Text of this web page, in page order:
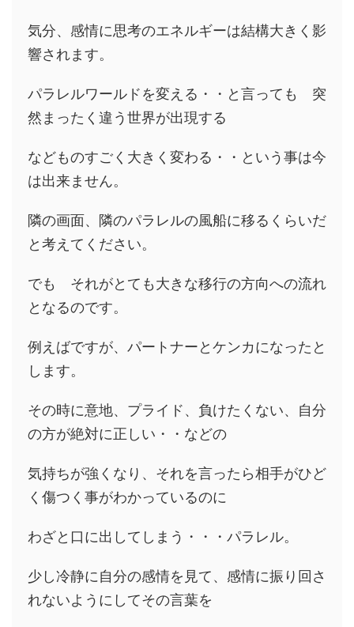
気分、感情に思考のエネルギーは結構大きく影
響されます。
パラレルワールドを変える・・と言っても 突
然まったく違う世界が出現する
などものすごく大きく変わる・・という事は今
は出来ません。
隣の画面、隣のパラレルの風船に移るくらいだ
と考えてください。
でも それがとても大きな移行の方向への流れ
となるのです。
例えばですが、パートナーとケンカになったと
します。
その時に意地、プライド、負けたくない、自分
の方が絶対に正しい・・などの
気持ちが強くなり、それを言ったら相手がひど
く傷つく事がわかっているのに
わざと口に出してしまう・・・パラレル。
少し冷静に自分の感情を見て、感情に振り回さ
れないようにしてその言葉を